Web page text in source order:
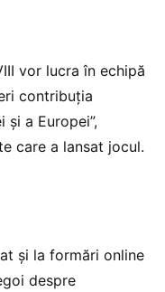
vor lucra în echipă
contribuția
a Europei”,
care a lansat jocul.
și la formări online
despre